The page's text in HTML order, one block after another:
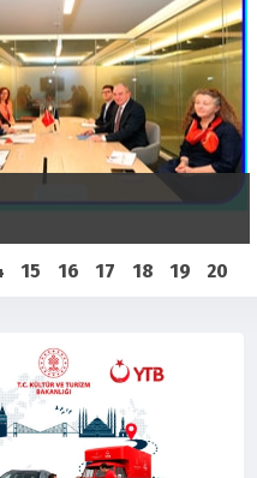
geçti
15 16 17 18 19 20